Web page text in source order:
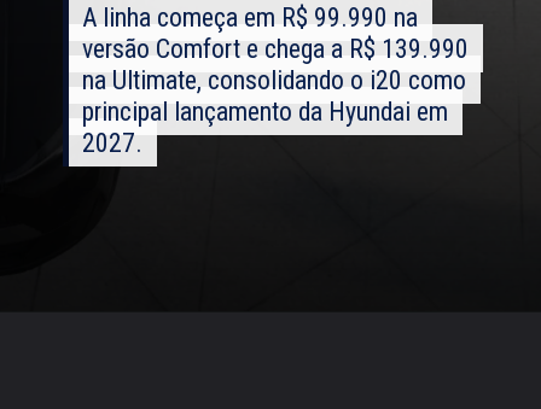
A linha começa em R$ 99.990 na
versão Comfort e chega a R$ 139.990
na Ultimate, consolidando o i20 como
principal lançamento da Hyundai em
2027.
A linha começa em R$ 99.990 na
versão Comfort e chega a R$ 139.990
na Ultimate, consolidando o i20 como
principal lançamento da Hyundai em
2027.